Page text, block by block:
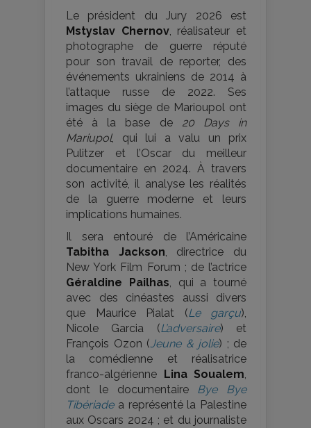
Le président du Jury 2026 est
Mstyslav Chernov, réalisateur et
photographe de guerre réputé
pour son travail de reporter, des
événements ukrainiens de 2014 à
l’attaque russe de 2022. Ses
images du siège de Marioupol ont
été à la base de 20 Days in
Mariupol, qui lui a valu un prix
Pulitzer et l’Oscar du meilleur
documentaire en 2024. À travers
son activité, il analyse les réalités
de la guerre moderne et leurs
implications humaines.
Il sera entouré de l’Américaine
Tabitha Jackson, directrice du
New York Film Forum ; de l’actrice
Géraldine Pailhas, qui a tourné
avec des cinéastes aussi divers
que Maurice Pialat (Le garçu),
Nicole Garcia (L’adversaire) et
François Ozon (Jeune & jolie) ; de
la comédienne et réalisatrice
franco-algérienne
Lina Soualem,
dont le documentaire Bye Bye
Tibériadea représenté la Palestine
aux Oscars 2024 ; et du journaliste